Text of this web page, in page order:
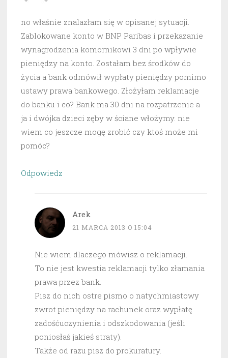
no właśnie znalazłam się w opisanej sytuacji.
Zablokowane konto w BNP Paribas i przekazanie
wynagrodzenia komornikowi 3 dni po wpływie
pieniędzy na konto. Zostałam bez środków do
życia a bank odmówił wypłaty pieniędzy pomimo
ustawy prawa bankowego. Złożyłam reklamacje
do banku i co? Bank ma 30 dni na rozpatrzenie a
ja i dwójka dzieci zęby w ściane włożymy. nie
wiem co jeszcze mogę zrobić czy ktoś może mi
pomóc?
Odpowiedz
Arek
21 MARCA 2013 O 15:04
Nie wiem dlaczego mówisz o reklamacji.
To nie jest kwestia reklamacji tylko złamania
prawa przez bank.
Pisz do nich ostre pismo o natychmiastowy
zwrot pieniędzy na rachunek oraz wypłatę
zadośćuczynienia i odszkodowania (jeśli
poniosłaś jakieś straty).
Także od razu pisz do prokuratury.